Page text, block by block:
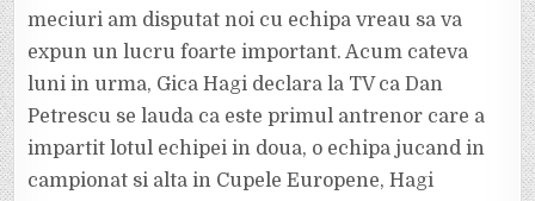
meciuri am disputat noi cu echipa vreau sa va
expun un lucru foarte important. Acum cateva
luni in urma, Gica Hagi declara la TV ca Dan
Petrescu se lauda ca este primul antrenor care a
impartit lotul echipei in doua, o echipa jucand in
campionat si alta in Cupele Europene, Hagi